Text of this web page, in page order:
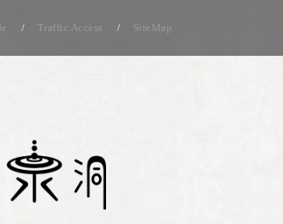
Traffic Access SiteMap